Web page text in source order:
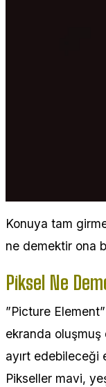
Konuya tam
ne demektir ona
Piksel Ne
”Picture
ekranda
ayırt edebileceği
Pikseller mavi,